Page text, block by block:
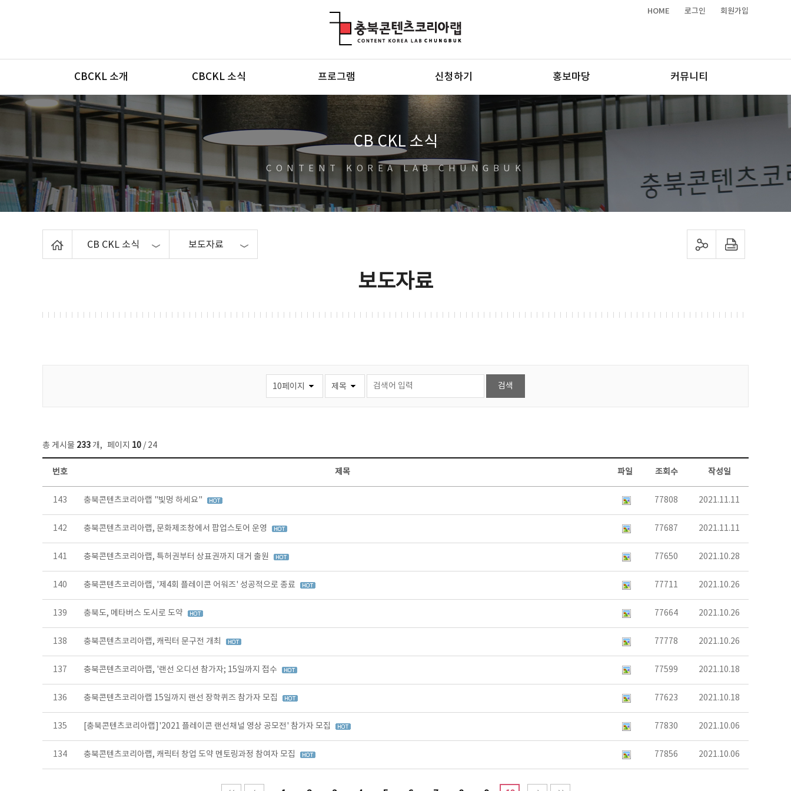
HOME 로그인 회원가입
메뉴
CBCKL 소개 CBCKL 소식 프로그램 신청하기 홍보마당 커뮤니티
CB CKL 소식
CONTENT KOREA LAB CHUNGBUK
CB CKL 소식 보도자료 sns 공유하기 프린트하기
보도자료
총 게시물 233 개, 페이지 10 / 24
보도자료 목록 - 번호, 제목, 작성자, 파일, 조회수, 작성일 정보 제공
번호 제목 파일 조회수 작성일
143 충북콘텐츠코리아랩 "빛멍 하세요" 77808 2021.11.11
142 충북콘텐츠코리아랩, 문화제조창에서 팝업스토어 운영 77687 2021.11.11
141 충북콘텐츠코리아랩, 특허권부터 상표권까지 대거 출원 77650 2021.10.28
140 충북콘텐츠코리아랩, '제4회 플레이콘 어워즈' 성공적으로 종료 77711 2021.10.26
139 충북도, 메타버스 도시로 도약 77664 2021.10.26
138 충북콘텐츠코리아랩, 캐릭터 문구전 개최 77778 2021.10.26
137 충북콘텐츠코리아랩, '랜선 오디션 참가자; 15일까지 접수 77599 2021.10.18
136 충북콘텐츠코리아랩 15일까지 랜선 장학퀴즈 참가자 모집 77623 2021.10.18
135 [충북콘텐츠코리아랩]'2021 플레이콘 랜선채널 영상 공모전' 참가자 모집 77830 2021.10.06
134 충북콘텐츠코리아랩, 캐릭터 창업 도약 멘토링과정 참여자 모집 77856 2021.10.06